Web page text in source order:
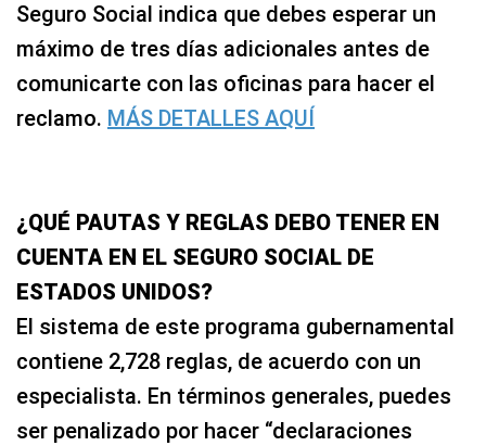
Seguro Social indica que debes esperar un
máximo de tres días adicionales antes de
comunicarte con las oficinas para hacer el
reclamo. MÁS DETALLES AQUÍ
¿QUÉ PAUTAS Y REGLAS DEBO TENER EN
CUENTA EN EL SEGURO SOCIAL DE
ESTADOS UNIDOS?
El sistema de este programa gubernamental
contiene 2,728 reglas, de acuerdo con un
especialista. En términos generales, puedes
ser penalizado por hacer “declaraciones